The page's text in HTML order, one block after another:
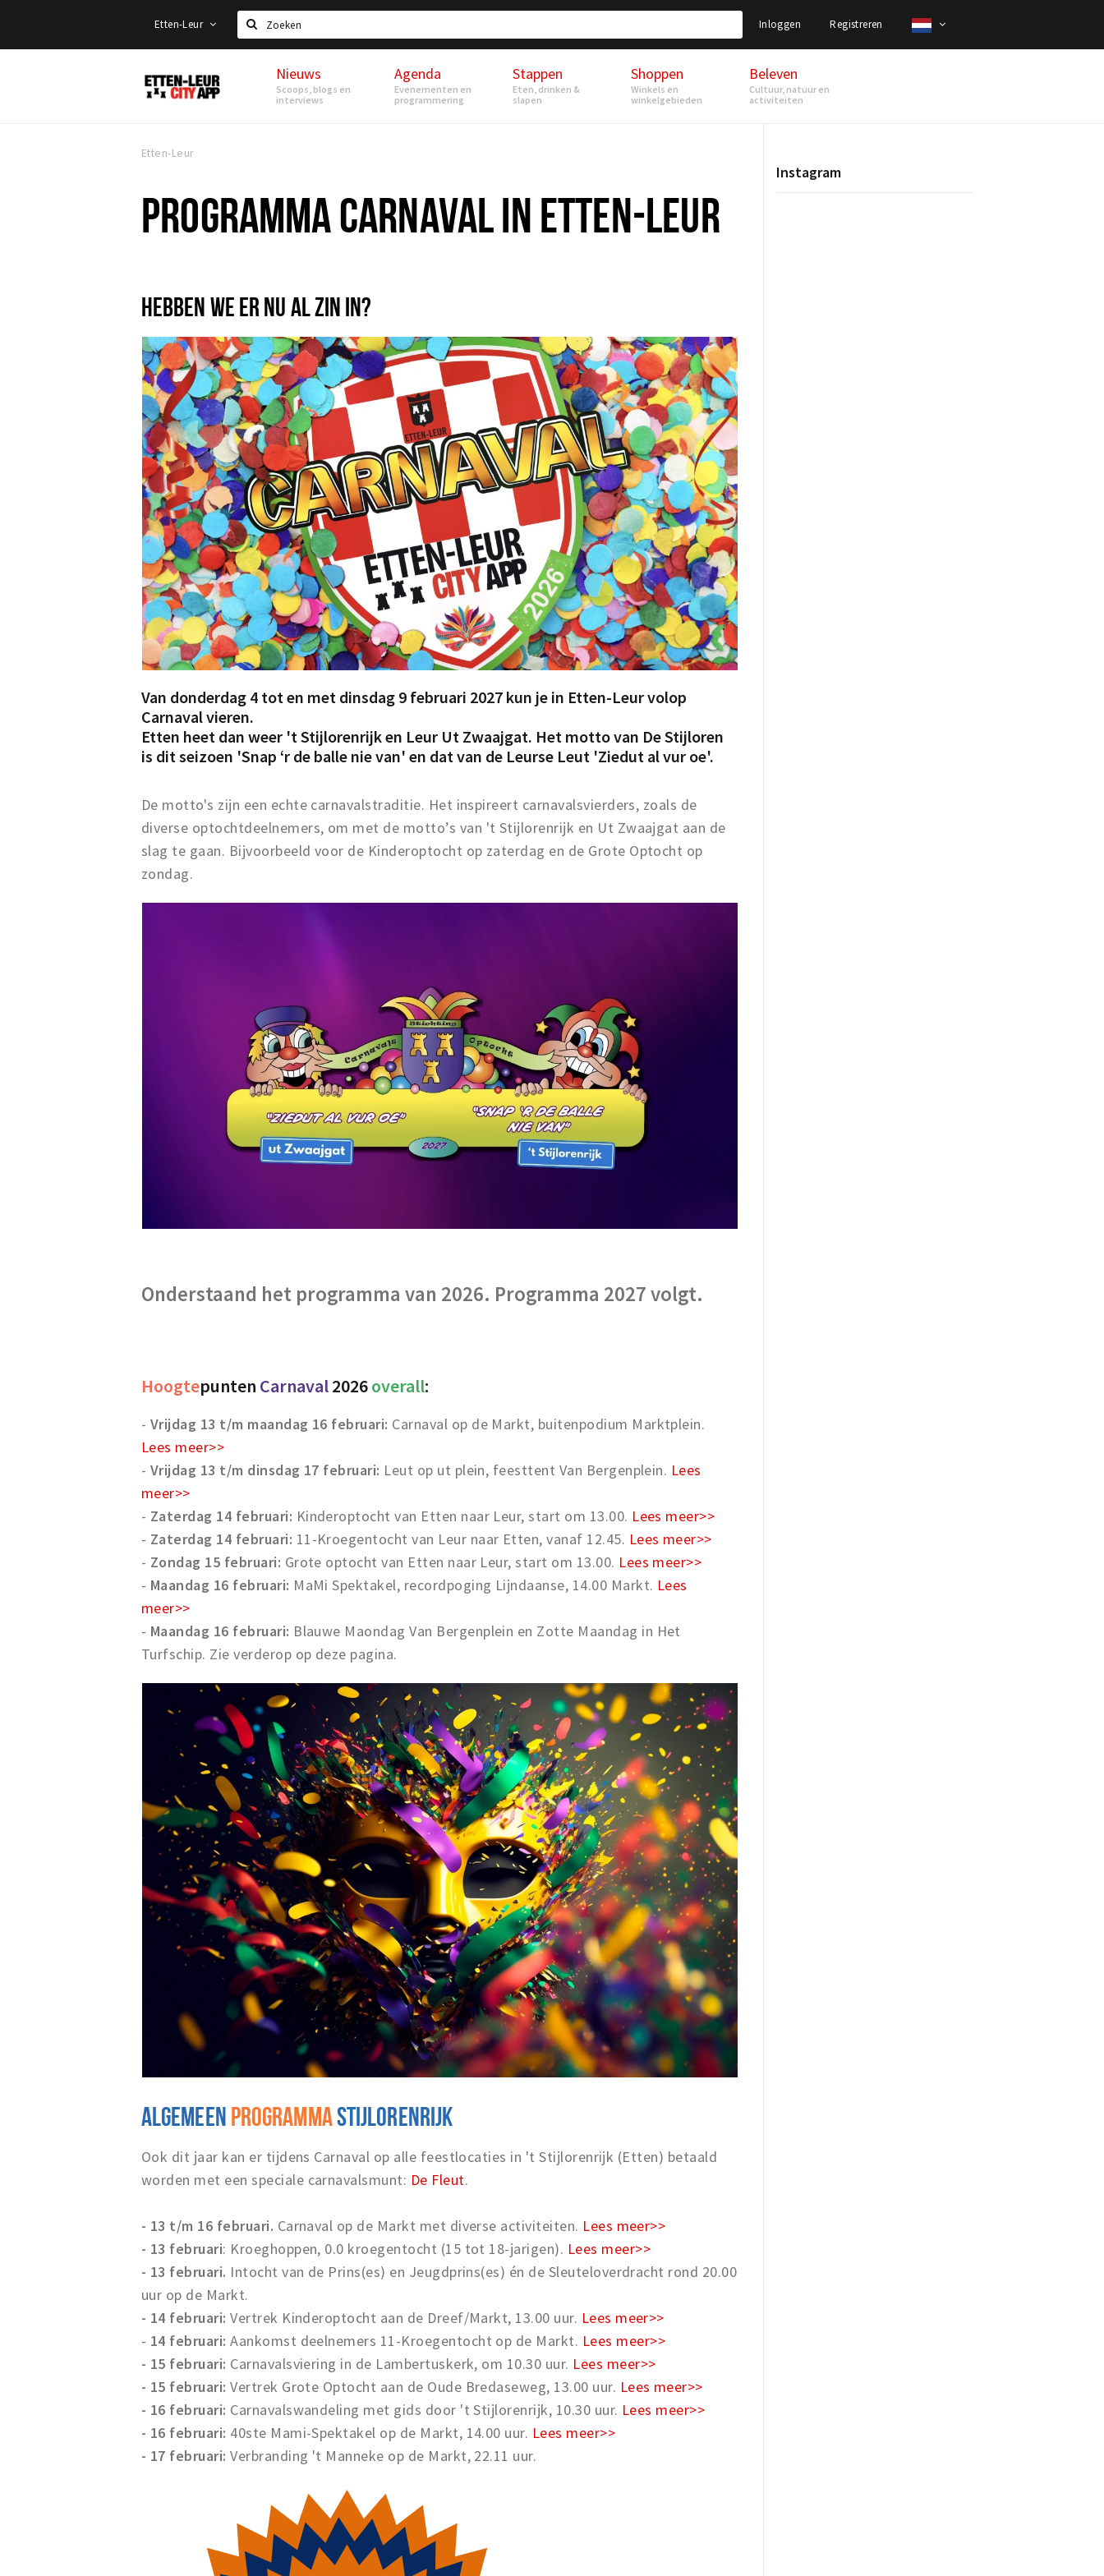
Etten-Leur
Zoeken
Inloggen Registreren
Etten-
Leur
Nieuws
Scoops, blogs en
interviews
Agenda
Evenementen en
programmering
Stappen
Eten, drinken &
slapen
Shoppen
Winkels en
winkelgebieden
Beleven
Cultuur, natuur en
activiteiten
Etten-Leur
PROGRAMMA CARNAVAL IN ETTEN-LEUR
HEBBEN WE ER NU AL ZIN IN?
Van donderdag 4 tot en met dinsdag 9 februari 2027 kun je in Etten-Leur volop
Carnaval vieren.
Etten heet dan weer 't Stijlorenrijk en Leur Ut Zwaajgat. Het motto van De Stijloren
is dit seizoen 'Snap ‘r de balle nie van' en dat van de Leurse Leut 'Ziedut al vur oe'.
De motto's zijn een echte carnavalstraditie. Het inspireert carnavalsvierders, zoals de
diverse optochtdeelnemers, om met de motto’s van 't Stijlorenrijk en Ut Zwaajgat aan de
slag te gaan. Bijvoorbeeld voor de Kinderoptocht op zaterdag en de Grote Optocht op
zondag.
Onderstaand het programma van 2026. Programma 2027 volgt.
Hoogtepunten Carnaval2026overall:
- Vrijdag 13 t/m maandag 16 februari: Carnaval op de Markt, buitenpodium Marktplein.
Lees meer>>
- Vrijdag 13 t/m dinsdag 17 februari: Leut op ut plein, feesttent Van Bergenplein. Lees
meer>>
- Zaterdag 14 februari: Kinderoptocht van Etten naar Leur, start om 13.00. Lees meer>>
- Zaterdag 14 februari: 11-Kroegentocht van Leur naar Etten, vanaf 12.45. Lees meer>>
- Zondag 15 februari: Grote optocht van Etten naar Leur, start om 13.00. Lees meer>>
- Maandag 16 februari: MaMi Spektakel, recordpoging Lijndaanse, 14.00 Markt. Lees
meer>>
- Maandag 16 februari: Blauwe Maondag Van Bergenplein en Zotte Maandag in Het
Turfschip. Zie verderop op deze pagina.
ALGEMEEN PROGRAMMASTIJLORENRIJK
Ook dit jaar kan er tijdens Carnaval op alle feestlocaties in 't Stijlorenrijk (Etten) betaald
worden met een speciale carnavalsmunt: De Fleut.
- 13 t/m 16 februari. Carnaval op de Markt met diverse activiteiten. Lees meer>>
- 13 februari: Kroeghoppen, 0.0 kroegentocht (15 tot 18-jarigen). Lees meer>>
- 13 februari. Intocht van de Prins(es) en Jeugdprins(es) én de Sleuteloverdracht rond 20.00
uur op de Markt.
- 14 februari:Vertrek Kinderoptocht aan de Dreef/Markt, 13.00 uur. Lees meer>>
- 14 februari: Aankomst deelnemers 11-Kroegentocht op de Markt. Lees meer>>
- 15 februari: Carnavalsviering in de Lambertuskerk, om 10.30 uur. Lees meer>>
- 15 februari:Vertrek Grote Optocht aan de Oude Bredaseweg, 13.00 uur. Lees meer>>
- 16 februari: Carnavalswandeling met gids door 't Stijlorenrijk, 10.30 uur. Lees meer>>
- 16 februari: 40ste Mami-Spektakel op de Markt, 14.00 uur. Lees meer>>
- 17 februari:Verbranding 't Manneke op de Markt, 22.11 uur.
Instagram